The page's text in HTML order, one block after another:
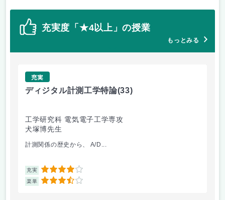
充実度「★4以上」の授業
もっとみる
充実
ディジタル計測工学特論(33)
工学研究科 電気電子工学専攻
犬塚博先生
計測関係の歴史から、 A/D...
充実 4
楽単 3.5